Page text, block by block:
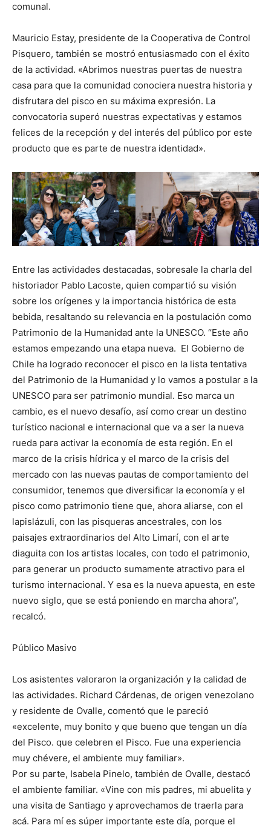
comunal.
Mauricio Estay, presidente de la Cooperativa de Control
Pisquero, también se mostró entusiasmado con el éxito
de la actividad. «Abrimos nuestras puertas de nuestra
casa para que la comunidad conociera nuestra historia y
disfrutara del pisco en su máxima expresión. La
convocatoria superó nuestras expectativas y estamos
felices de la recepción y del interés del público por este
producto que es parte de nuestra identidad».
Entre las actividades destacadas, sobresale la charla del
historiador Pablo Lacoste, quien compartió su visión
sobre los orígenes y la importancia histórica de esta
bebida, resaltando su relevancia en la postulación como
Patrimonio de la Humanidad ante la UNESCO. “Este año
estamos empezando una etapa nueva. El Gobierno de
Chile ha logrado reconocer el pisco en la lista tentativa
del Patrimonio de la Humanidad y lo vamos a postular a la
UNESCO para ser patrimonio mundial. Eso marca un
cambio, es el nuevo desafío, así como crear un destino
turístico nacional e internacional que va a ser la nueva
rueda para activar la economía de esta región. En el
marco de la crisis hídrica y el marco de la crisis del
mercado con las nuevas pautas de comportamiento del
consumidor, tenemos que diversificar la economía y el
pisco como patrimonio tiene que, ahora aliarse, con el
lapislázuli, con las pisqueras ancestrales, con los
paisajes extraordinarios del Alto Limarí, con el arte
diaguita con los artistas locales, con todo el patrimonio,
para generar un producto sumamente atractivo para el
turismo internacional. Y esa es la nueva apuesta, en este
nuevo siglo, que se está poniendo en marcha ahora”,
recalcó.
Público Masivo
Los asistentes valoraron la organización y la calidad de
las actividades. Richard Cárdenas, de origen venezolano
y residente de Ovalle, comentó que le pareció
«excelente, muy bonito y que bueno que tengan un día
del Pisco. que celebren el Pisco. Fue una experiencia
muy chévere, el ambiente muy familiar».
Por su parte, Isabela Pinelo, también de Ovalle, destacó
el ambiente familiar. «Vine con mis padres, mi abuelita y
una visita de Santiago y aprovechamos de traerla para
acá. Para mí es súper importante este día, porque el